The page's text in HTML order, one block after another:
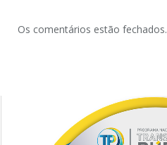
Os comentários estão fechados.